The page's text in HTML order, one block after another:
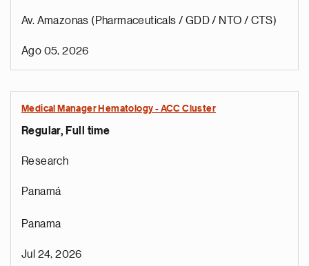
Av. Amazonas (Pharmaceuticals / GDD / NTO / CTS)
Ago 05, 2026
Medical Manager Hematology - ACC Cluster
Regular, Full time
Research
Panamá
Panama
Jul 24, 2026